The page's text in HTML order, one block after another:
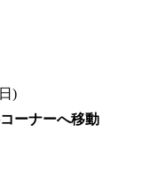
)
ーナーへ移動